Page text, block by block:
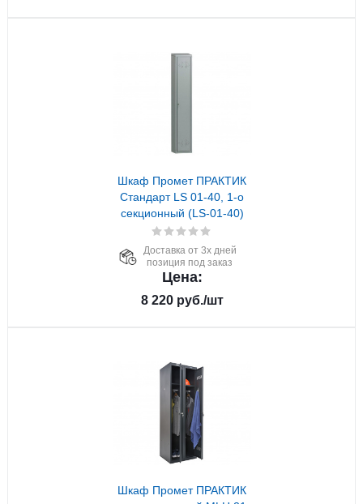
Шкаф Промет ПРАКТИК
Стандарт LS 01-40, 1-о
секционный (LS-01-40)
Доставка от 3х дней
позиция под заказ
Цена:
8 220руб./шт
Шкаф Промет ПРАКТИК